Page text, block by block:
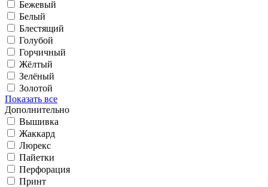
Бежевый
Белый
Блестящий
Голубой
Горчичный
Жёлтый
Зелёный
Золотой
Показать все
Дополнительно
Вышивка
Жаккард
Люрекс
Пайетки
Перфорация
Принт